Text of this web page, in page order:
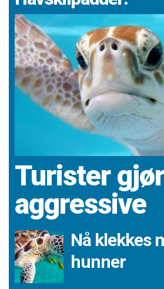
Turister
aggressive
Nå klekkes
hunner